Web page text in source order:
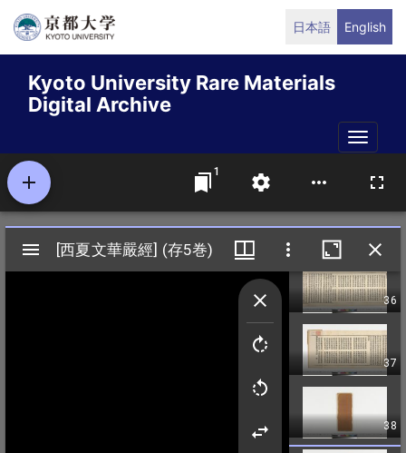
Skip
content
日本語 English
Kyoto University Rare Materials
Digital Archive
Toggle